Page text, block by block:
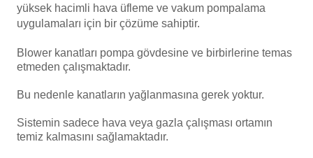
Endüstriyel Blower
Ayak Havuzu
Bahçe Havuz
yüksek hacimli hava üfleme ve vakum pompalama
uygulamaları için bir çözüme sahiptir.
Blower kanatları pompa gövdesine ve birbirlerine temas
etmeden çalışmaktadır.
Bu nedenle kanatların yağlanmasına gerek yoktur.
Sistemin sadece hava veya gazla çalışması ortamın
temiz kalmasını sağlamaktadır.